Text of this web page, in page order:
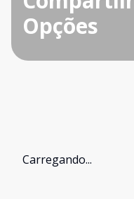
Opções
Carregando...